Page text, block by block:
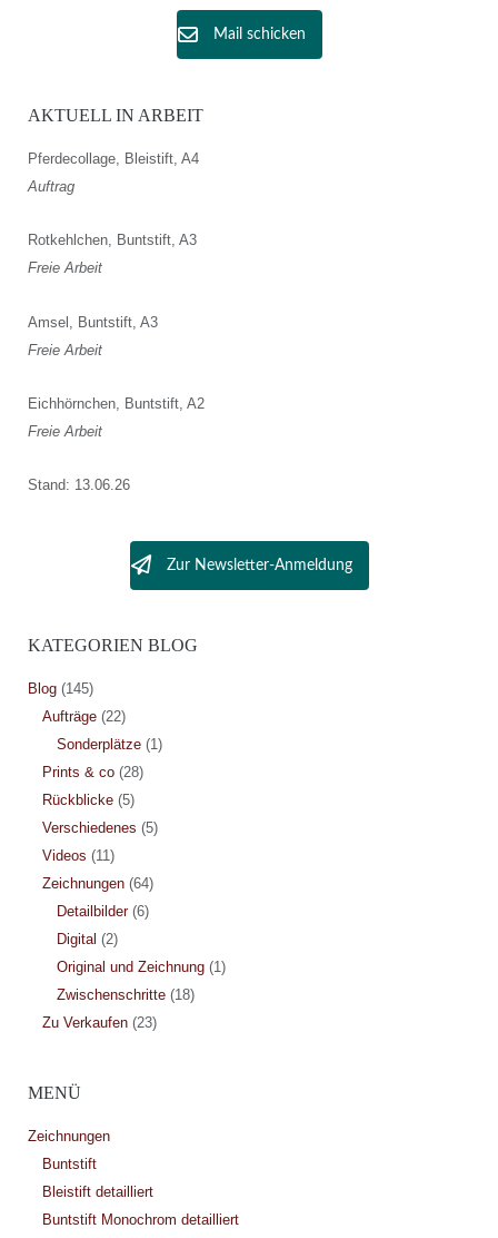
Mail schicken
AKTUELL IN ARBEIT
Pferdecollage, Bleistift, A4
Auftrag
Rotkehlchen, Buntstift, A3
Freie Arbeit
Amsel, Buntstift, A3
Freie Arbeit
Eichhörnchen, Buntstift, A2
Freie Arbeit
Stand: 13.06.26
Zur Newsletter-Anmeldung
KATEGORIEN BLOG
Blog(145)
Aufträge(22)
Sonderplätze(1)
Prints & co(28)
Rückblicke(5)
Verschiedenes (5)
Videos (11)
Zeichnungen(64)
Detailbilder(6)
Digital (2)
Original und Zeichnung(1)
Zwischenschritte(18)
Zu Verkaufen(23)
MENÜ
Zeichnungen
Buntstift
Bleistift detailliert
Buntstift Monochrom detailliert